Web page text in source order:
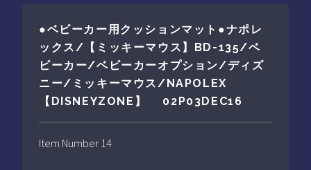
●ベビーカー用クッションマット●ナポレ
ックス/【ミッキーマウス】BD-135/ベ
ビーカー/ベビーカーオプション/ディズ
ニー/ミッキーマウス/NAPOLEX
【DISNEYZONE】 02P03DEC16
Item Number 14